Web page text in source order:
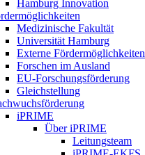
Hamburg Innovation
Medizinische Fakultät
Universität Hamburg
Externe Fördermöglichkeiten
Forschen im Ausland
EU-Forschungsförderung
Gleichstellung
iPRIME
Über iPRIME
Leitungsteam